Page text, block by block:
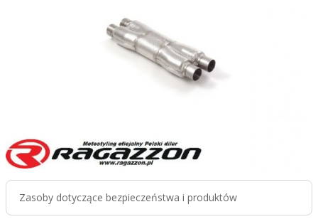
Zasoby dotyczące bezpieczeństwa i produktów